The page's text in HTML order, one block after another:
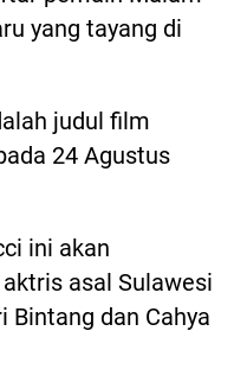
yang tayang di
judul film
24 Agustus
ini akan
asal Sulawesi
Bintang dan Cahya